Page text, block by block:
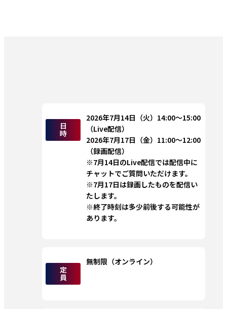
日
時
2026年7月14日（火）14:00～15:00
（Live配信）
2026年7月17日（金）11:00～12:00
（録画配信）
※7月14日のLive配信では配信中に
チャットでご質問いただけます。
※7月17日は録画したものを配信い
たします。
※終了時刻は多少前後する可能性が
あります。
定
員
無制限（オンライン）